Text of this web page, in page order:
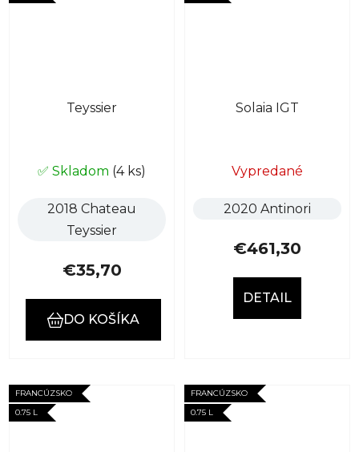
Teyssier
✅ Skladom (4 ks)
2018 Chateau
Teyssier
€35,70
DO KOŠÍKA
Solaia IGT
Vypredané
2020 Antinori
€461,30
DETAIL
FRANCÚZSKO
0.75 L
FRANCÚZSKO
0.75 L